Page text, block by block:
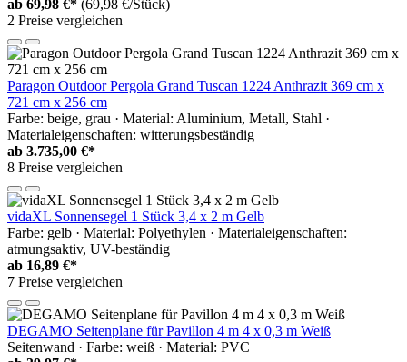
ab 69,98 €* (69,98 €/Stück)
2 Preise vergleichen
Paragon Outdoor Pergola Grand Tuscan 1224 Anthrazit 369 cm x
721 cm x 256 cm
Farbe: beige, grau · Material: Aluminium, Metall, Stahl ·
Materialeigenschaften: witterungsbeständig
ab 3.735,00 €*
8 Preise vergleichen
vidaXL Sonnensegel 1 Stück 3,4 x 2 m Gelb
Farbe: gelb · Material: Polyethylen · Materialeigenschaften:
atmungsaktiv, UV-beständig
ab 16,89 €*
7 Preise vergleichen
DEGAMO Seitenplane für Pavillon 4 m 4 x 0,3 m Weiß
Seitenwand · Farbe: weiß · Material: PVC